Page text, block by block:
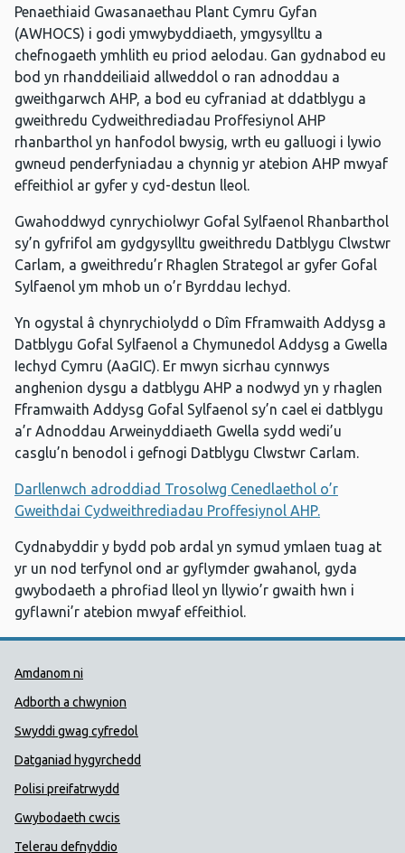
Penaethiaid Gwasanaethau Plant Cymru Gyfan
(AWHOCS) i godi ymwybyddiaeth, ymgysylltu a
chefnogaeth ymhlith eu priod aelodau. Gan gydnabod eu
bod yn rhanddeiliaid allweddol o ran adnoddau a
gweithgarwch AHP, a bod eu cyfraniad at ddatblygu a
gweithredu Cydweithrediadau Proffesiynol AHP
rhanbarthol yn hanfodol bwysig, wrth eu galluogi i lywio
gwneud penderfyniadau a chynnig yr atebion AHP mwyaf
effeithiol ar gyfer y cyd-destun lleol.
Gwahoddwyd cynrychiolwyr Gofal Sylfaenol Rhanbarthol
sy’n gyfrifol am gydgysylltu gweithredu Datblygu Clwstwr
Carlam, a gweithredu’r Rhaglen Strategol ar gyfer Gofal
Sylfaenol ym mhob un o’r Byrddau Iechyd.
Yn ogystal â chynrychiolydd o Dîm Fframwaith Addysg a
Datblygu Gofal Sylfaenol a Chymunedol Addysg a Gwella
Iechyd Cymru (AaGIC). Er mwyn sicrhau cynnwys
anghenion dysgu a datblygu AHP a nodwyd yn y rhaglen
Fframwaith Addysg Gofal Sylfaenol sy’n cael ei datblygu
a’r Adnoddau Arweinyddiaeth Gwella sydd wedi’u
casglu’n benodol i gefnogi Datblygu Clwstwr Carlam.
Darllenwch adroddiad Trosolwg Cenedlaethol o’r
Gweithdai Cydweithrediadau Proffesiynol AHP.
Cydnabyddir y bydd pob ardal yn symud ymlaen tuag at
yr un nod terfynol ond ar gyflymder gwahanol, gyda
gwybodaeth a phrofiad lleol yn llywio’r gwaith hwn i
gyflawni’r atebion mwyaf effeithiol.
Dolenni Cymorth Iechyd
Amdanom ni
Adborth a chwynion
Swyddi gwag cyfredol
Datganiad hygyrchedd
Polisi preifatrwydd
Gwybodaeth cwcis
Telerau defnyddio